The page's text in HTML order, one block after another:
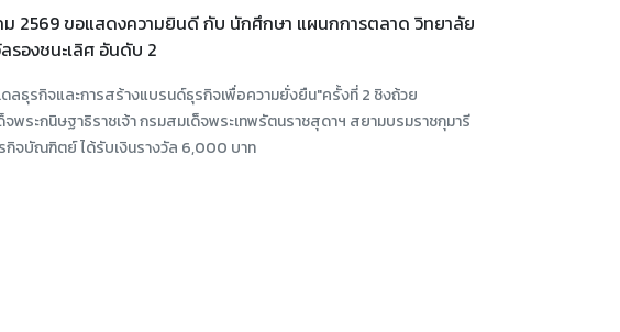
ม 2569 ขอแสดงความยินดี กับ นักศึกษา แผนกการตลาด วิทยาลัย
ลรองชนะเลิศ อันดับ 2
ดลธุรกิจและการสร้างแบรนด์ธุรกิจเพื่อความยั่งยืน"ครั้งที่ 2 ชิงถ้วย
จพระกนิษฐาธิราชเจ้า กรมสมเด็จพระเทพรัตนราชสุดาฯ สยามบรมราชกุมารี
จบัณฑิตย์ ได้รับเงินรางวัล 6,000 บาท